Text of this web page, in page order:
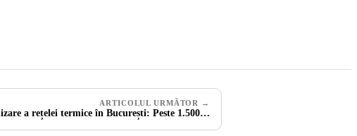
ARTICOLUL URMĂTOR →
a rețelei termice în București: Peste 1.500…